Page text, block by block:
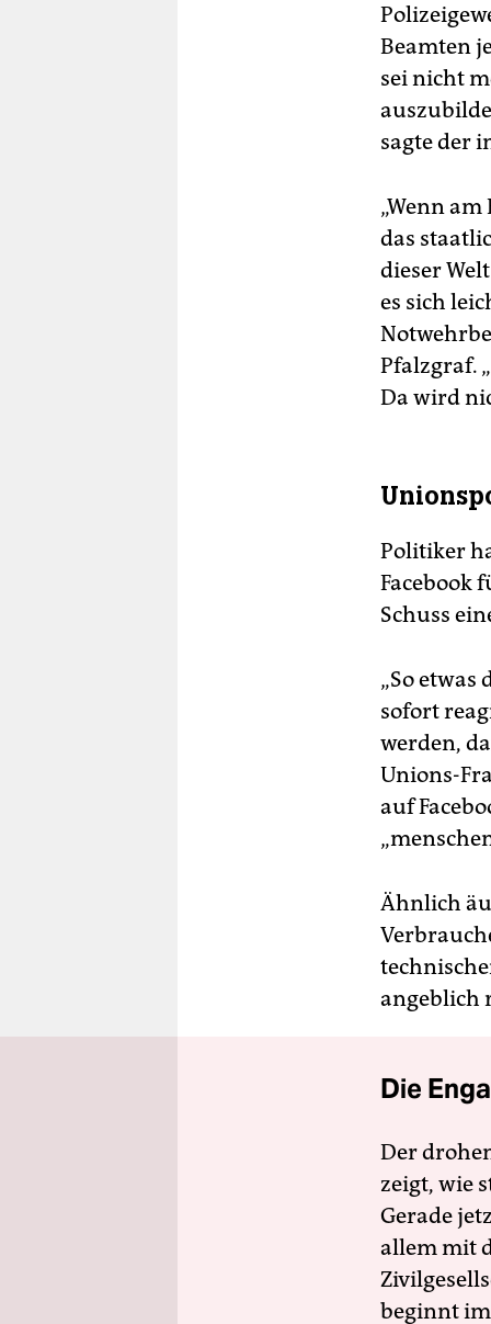
Beamten
sei nicht
sagte der
„Wenn
das
dieser
es sich
Pfalzgraf.
Da wird
Politiker
Facebook
Schuss
„So etwas
sofort
werden,
Unions-
auf
Ähnlich
angeblich
Die
Der
zeigt, wie
Gerade
allem mit
beginnt